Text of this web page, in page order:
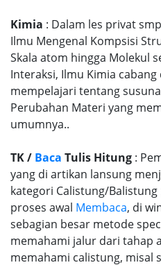
Kimia : Dalam les privat
Ilmu Mengenal Kompsisi
Skala atom hingga Molekul
Interaksi, Ilmu Kimia cabang
mempelajari tentang
Perubahan Materi yang
umumnya..
TK / Baca Tulis Hitung :
yang di artikan lansung
kategori Calistung/
proses awal Membaca, di
sebagian besar metode
memahami jalur dari tahap
memahami calistung, misal